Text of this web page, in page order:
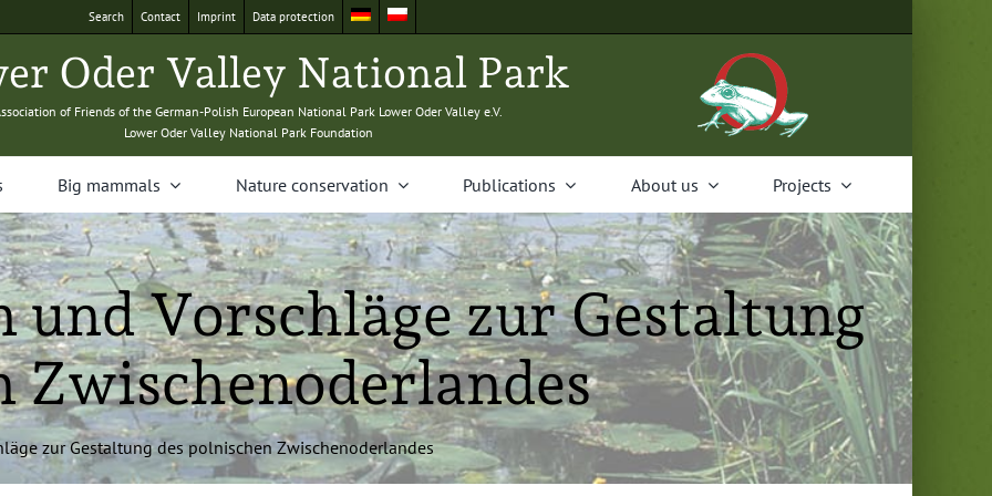
Search Con­tact Imprint Data pro­tec­tion
Oder Val­ley Nation­al Park
of Friends of the Ger­man-Pol­ish Euro­pean Nation­al Park Low­er Oder Val­ley e.V.
Low­er Oder Val­ley Nation­al Park Foundation
Big mam­mals Nature con­ser­va­tion Pub­li­ca­tions About us Projects
und Vorschläge zur Gestaltung
Zwischenoderlandes
zur Gestal­tung des pol­nis­chen Zwischenoderlandes